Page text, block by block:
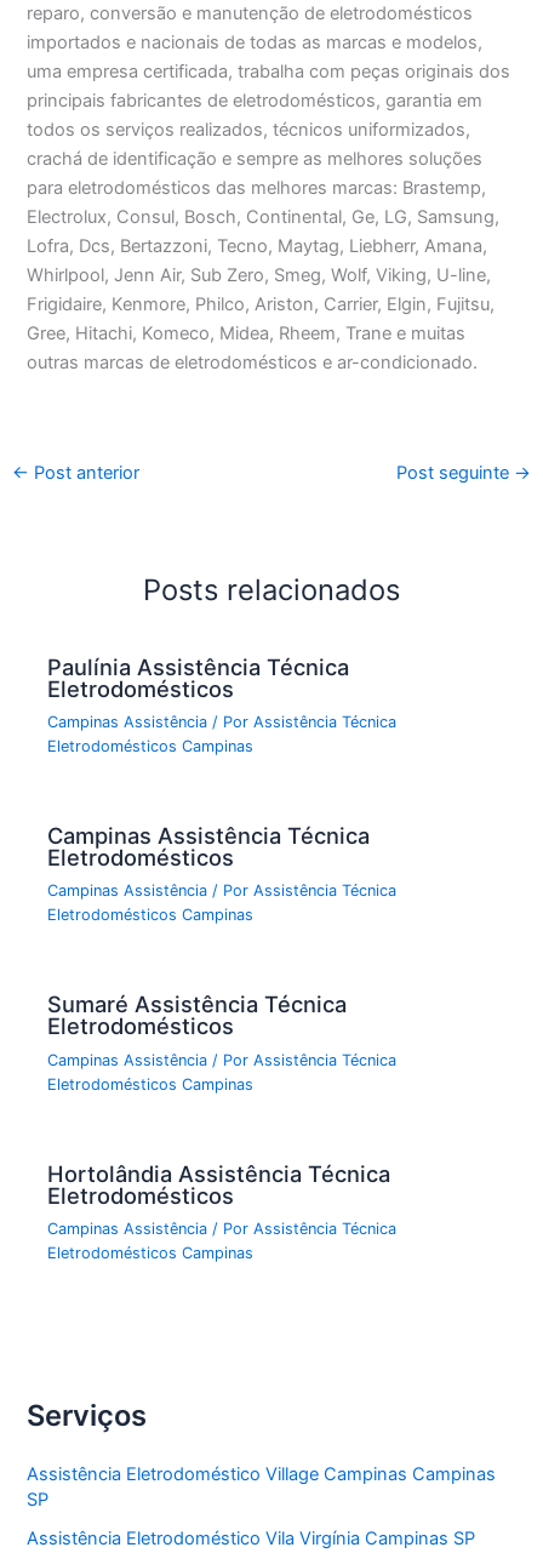
reparo, conversão e manutenção de eletrodomésticos
importados e nacionais de todas as marcas e modelos,
uma empresa certificada, trabalha com peças originais dos
principais fabricantes de eletrodomésticos, garantia em
todos os serviços realizados, técnicos uniformizados,
crachá de identificação e sempre as melhores soluções
para eletrodomésticos das melhores marcas: Brastemp,
Electrolux, Consul, Bosch, Continental, Ge, LG, Samsung,
Lofra, Dcs, Bertazzoni, Tecno, Maytag, Liebherr, Amana,
Whirlpool, Jenn Air, Sub Zero, Smeg, Wolf, Viking, U-line,
Frigidaire, Kenmore, Philco, Ariston, Carrier, Elgin, Fujitsu,
Gree, Hitachi, Komeco, Midea, Rheem, Trane e muitas
outras marcas de eletrodomésticos e ar-condicionado.
← Post anterior Post seguinte →
Posts relacionados
Paulínia Assistência Técnica
Eletrodomésticos
Campinas Assistência / PorAssistência Técnica
Eletrodomésticos Campinas
Campinas Assistência Técnica
Eletrodomésticos
Campinas Assistência / PorAssistência Técnica
Eletrodomésticos Campinas
Sumaré Assistência Técnica
Eletrodomésticos
Campinas Assistência / PorAssistência Técnica
Eletrodomésticos Campinas
Hortolândia Assistência Técnica
Eletrodomésticos
Campinas Assistência / PorAssistência Técnica
Eletrodomésticos Campinas
Serviços
Assistência Eletrodoméstico Village Campinas Campinas
SP
Assistência Eletrodoméstico Vila Virgínia Campinas SP